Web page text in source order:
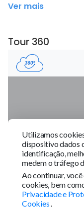
Ver mais
Tour 360